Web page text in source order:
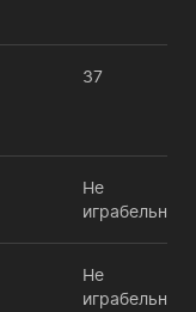
37
Не
играбельно
Не
играбельно